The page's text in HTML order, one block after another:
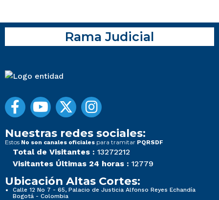
Rama Judicial
Nuestras redes sociales:
Estos No son canales oficiales para tramitar PQRSDF
Total de Visitantes : 13272212
Visitantes Últimas 24 horas : 12779
Ubicación Altas Cortes:
Calle 12 No 7 - 65, Palacio de Justicia Alfonso Reyes Echandía
Bogotá - Colombia